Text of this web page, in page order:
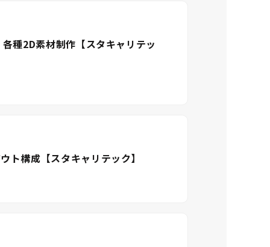
種2D素材制作【スタキャリテッ
ト構成【スタキャリテック】